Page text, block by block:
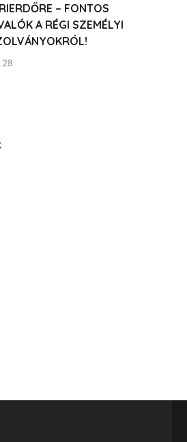
– FONTOS
A RÉGI SZEMÉLYI